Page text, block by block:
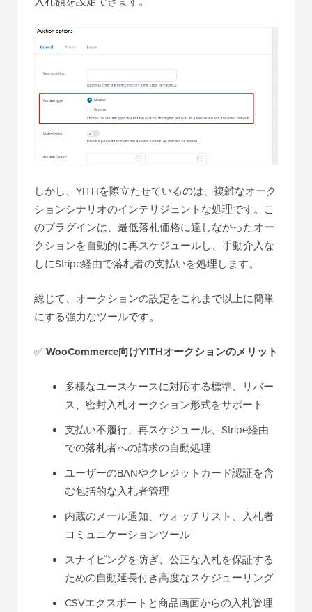
しかし、YITHを際立たせているのは、複雑なオーク
ションシナリオのインテリジェントな処理です。こ
のプラグインは、最低落札価格に達しなかったオー
クションを自動的に再スケジュールし、手動介入な
しにStripe経由で落札者の支払いを処理します。
総じて、オークションの設定をこれまで以上に簡単
にする強力なツールです。
✅WooCommerce向けYITHオークションのメリット
多様なユースケースに対応する標準、リバー
ス、密封入札オークション形式をサポート
支払い不履行、再スケジュール、Stripe経由
での落札者への請求の自動処理
ユーザーのBANやクレジットカード認証を含
む包括的な入札者管理
内蔵のメール通知、ウォッチリスト、入札者
コミュニケーションツール
スナイピングを防ぎ、公正な入札を保証する
ための自動延長付き高度なスケジューリング
CSVエクスポートと商品画面からの入札管理